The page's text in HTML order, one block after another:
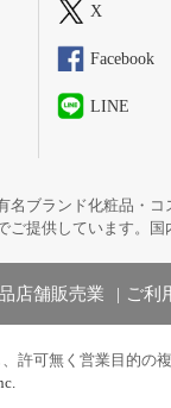
X
Facebook
LINE
ブランド化粧品・コ
提供しています。
店舗販売業 ご利
許可無く営業目的の複